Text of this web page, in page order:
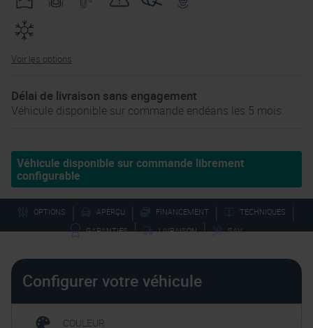
Voir les options
Délai de livraison sans engagement
Véhicule disponible sur commande endéans les 5 mois.
Véhicule disponible sur commande librement
configurable
OPTIONS APERÇU FINANCEMENT TECHNIQUES
GARANTIES | LIVRAISON | SAV
Configurer votre véhicule
COULEUR